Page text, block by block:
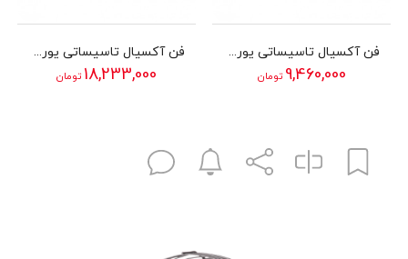
فن آکسیال تاسیساتی یوروونت دمنده مدل VIB-50G4S2
9,460,000 تومان
فن آکسیال تاسیساتی یوروونت دمنده مدل VIB-56R4T3
18,233,000 تومان